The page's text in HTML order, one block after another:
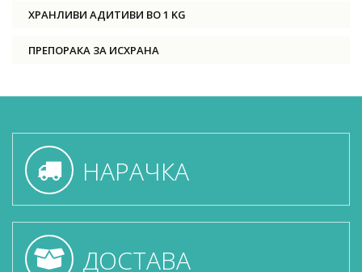
ХРАНЛИВИ АДИТИВИ ВО 1 KG
ПРЕПОРАКА ЗА ИСХРАНА
НАРАЧКА
ДОСТАВА